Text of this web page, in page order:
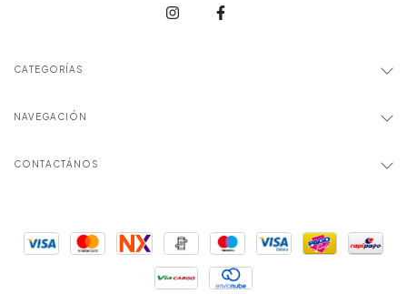
CATEGORÍAS
NAVEGACIÓN
CONTACTÁNOS